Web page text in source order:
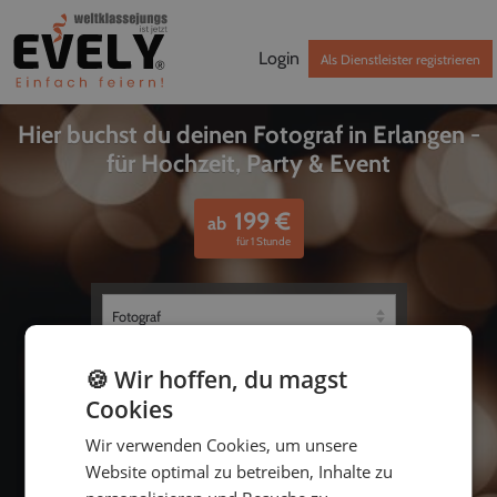
Login Als Dienstleister registrieren
Hier buchst du deinen Fotograf in Erlangen -
für Hochzeit, Party & Event
ab 199€
für 1 Stunde
bis
🍪 Wir hoffen, du magst
Cookies
Wir verwenden Cookies, um unsere
Website optimal zu betreiben, Inhalte zu